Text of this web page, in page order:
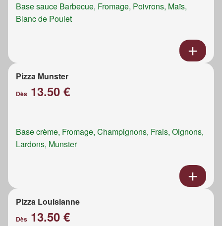
Base sauce Barbecue, Fromage, Poivrons, Maïs,
Blanc de Poulet
Pizza Munster
Dès 13.50 €
Base crème, Fromage, Champignons, Frais, Oignons,
Lardons, Munster
Pizza Louisianne
Dès 13.50 €